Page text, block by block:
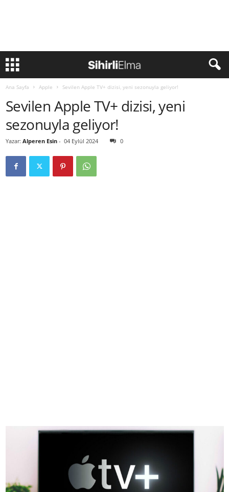
Ana Sayfa Apple Sevilen Apple TV+ dizisi, yeni sezonuyla geliyor!
Sevilen Apple TV+ dizisi, yeni
sezonuyla geliyor!
Yazar: Alperen Esin - 04 Eylül 2024 0